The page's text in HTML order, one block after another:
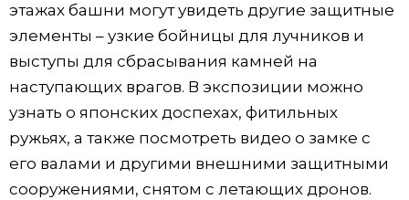
этажах башни могут увидеть другие защитные
элементы – узкие бойницы для лучников и
выступы для сбрасывания камней на
наступающих врагов. В экспозиции можно
узнать о японских доспехах, фитильных
ружьях, а также посмотреть видео о замке с
его валами и другими внешними защитными
сооружениями, снятом с летающих дронов.